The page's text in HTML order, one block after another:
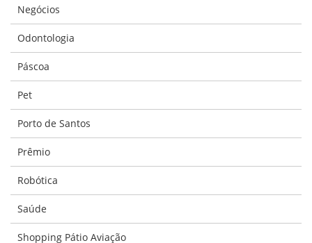
Negócios
Odontologia
Páscoa
Pet
Porto de Santos
Prêmio
Robótica
Saúde
Shopping Pátio Aviação